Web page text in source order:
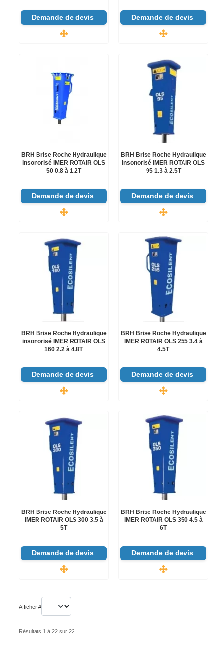
Demande de devis Demande de devis
BRH Brise Roche Hydraulique
insonorisé IMER ROTAIR OLS
50 0.8 à 1.2T
Demande de devis
BRH Brise Roche Hydraulique
insonorisé IMER ROTAIR OLS
95 1.3 à 2.5T
Demande de devis
BRH Brise Roche Hydraulique
insonorisé IMER ROTAIR OLS
160 2.2 à 4.8T
Demande de devis
BRH Brise Roche Hydraulique
IMER ROTAIR OLS 255 3.4 à
4.5T
Demande de devis
BRH Brise Roche Hydraulique
IMER ROTAIR OLS 300 3.5 à
5T
Demande de devis
BRH Brise Roche Hydraulique
IMER ROTAIR OLS 350 4.5 à
6T
Demande de devis
Afficher #
Résultats 1 à 22 sur 22